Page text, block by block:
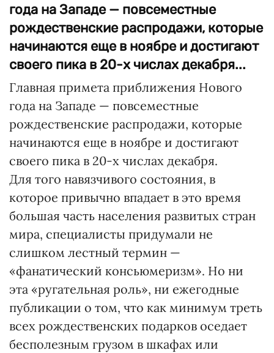
года на Западе — повсеместные
рождественские распродажи, которые
начинаются еще в ноябре и достигают
своего пика в 20-х числах декабря...
Главная примета приближения Нового
года на Западе — повсеместные
рождественские распродажи, которые
начинаются еще в ноябре и достигают
своего пика в 20-х числах декабря.
Для того навязчивого состояния, в
которое привычно впадает в это время
большая часть населения развитых стран
мира, специалисты придумали не
слишком лестный термин —
«фанатический консьюмеризм». Но ни
эта «ругательная роль», ни ежегодные
публикации о том, что как минимум треть
всех рождественских подарков оседает
бесполезным грузом в шкафах или